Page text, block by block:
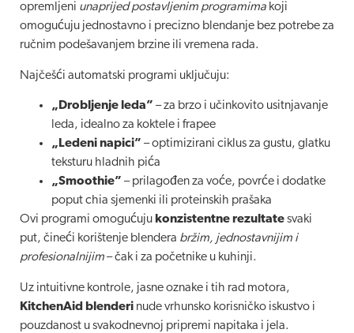
opremljeni unaprijed postavljenim programima koji
omogućuju jednostavno i precizno blendanje bez potrebe za
ručnim podešavanjem brzine ili vremena rada.
Najčešći automatski programi uključuju:
„Drobljenje leda” – za brzo i učinkovito usitnjavanje
leda, idealno za koktele i frapee
„Ledeni napici” – optimizirani ciklus za gustu, glatku
teksturu hladnih pića
„Smoothie” – prilagođen za voće, povrće i dodatke
poput chia sjemenki ili proteinskih prašaka
Ovi programi omogućuju konzistentne rezultatesvaki
put, čineći korištenje blendera bržim, jednostavnijim i
profesionalnijim– čak i za početnike u kuhinji.
Uz intuitivne kontrole, jasne oznake i tih rad motora,
KitchenAid blenderi nude vrhunsko korisničko iskustvo i
pouzdanost u svakodnevnoj pripremi napitaka i jela.